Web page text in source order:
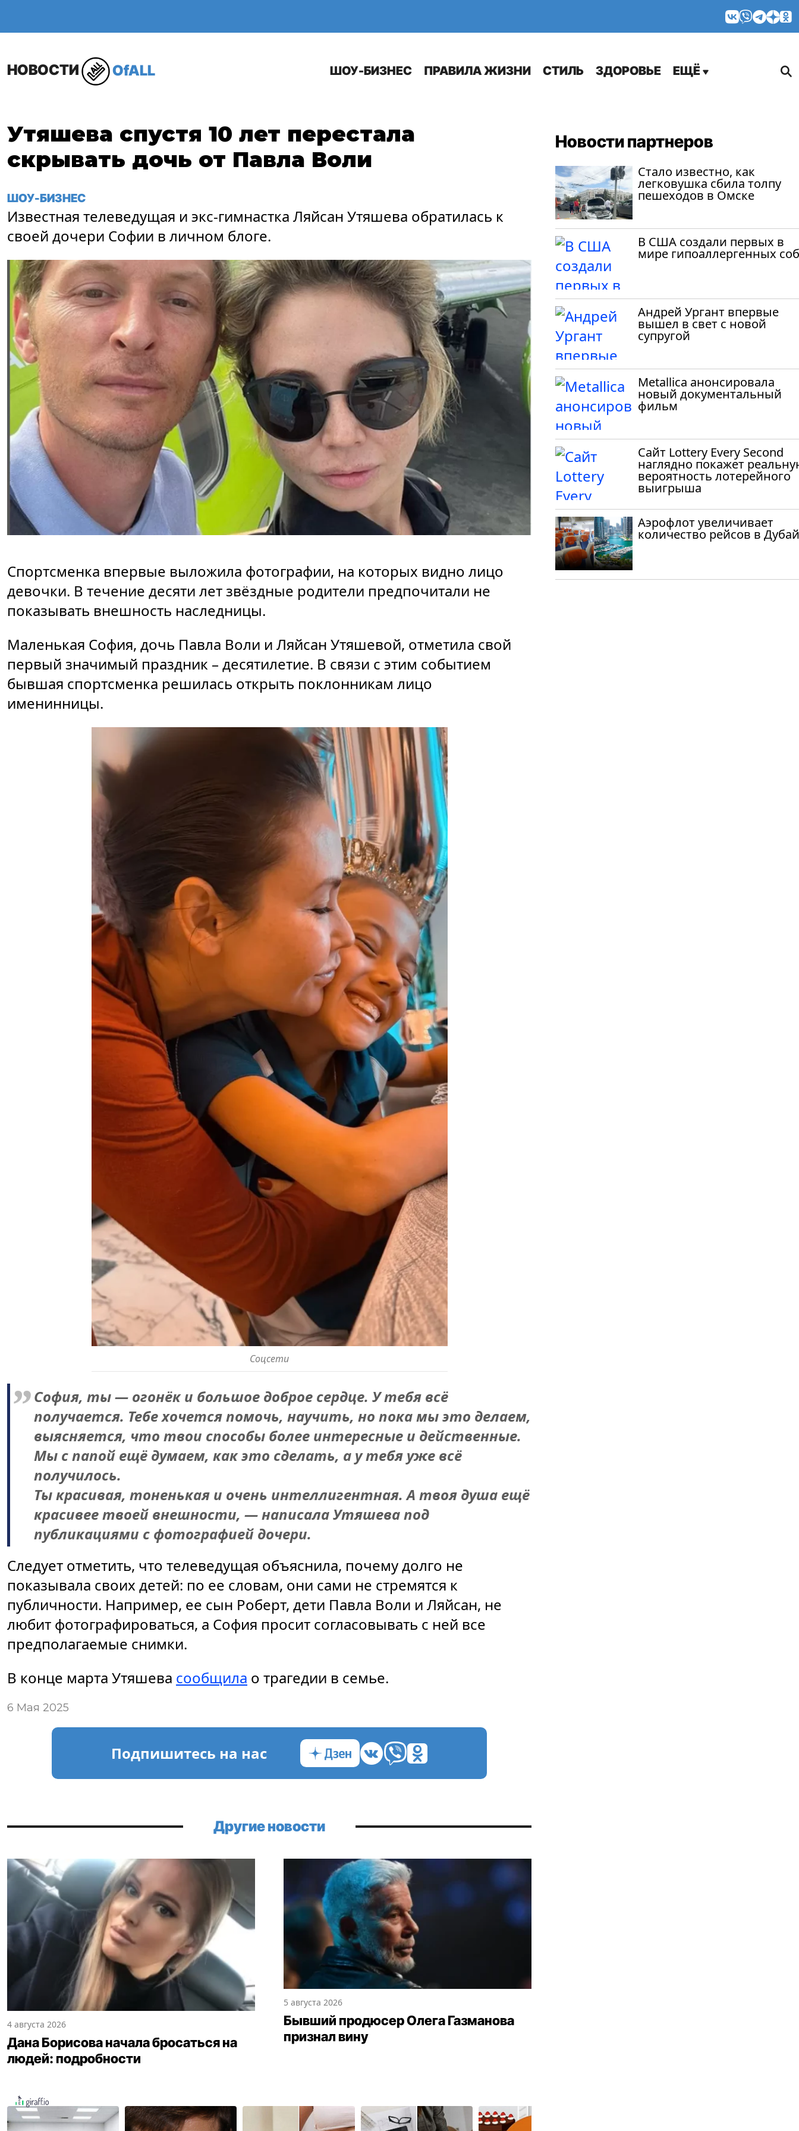
НОВОСТИ OfALL ШОУ-БИЗНЕС ПРАВИЛА ЖИЗНИ СТИЛЬ ЗДОРОВЬЕ ЕЩЁ
Утяшева спустя 10 лет перестала
скрывать дочь от Павла Воли
ШОУ-БИЗНЕС
Известная телеведущая и экс-гимнастка Ляйсан Утяшева обратилась к
своей дочери Софии в личном блоге.
Спортсменка впервые выложила фотографии, на которых видно лицо
девочки. В течение десяти лет звёздные родители предпочитали не
показывать внешность наследницы.
Маленькая София, дочь Павла Воли и Ляйсан Утяшевой, отметила свой
первый значимый праздник – десятилетие. В связи с этим событием
бывшая спортсменка решилась открыть поклонникам лицо
именинницы.
Соцсети
София, ты — огонёк и большое доброе сердце. У тебя всё
получается. Тебе хочется помочь, научить, но пока мы это делаем,
выясняется, что твои способы более интересные и действенные.
Мы с папой ещё думаем, как это сделать, а у тебя уже всё
получилось.
Ты красивая, тоненькая и очень интеллигентная. А твоя душа ещё
красивее твоей внешности, — написала Утяшева под
публикациями с фотографией дочери.
Следует отметить, что телеведущая объяснила, почему долго не
показывала своих детей: по ее словам, они сами не стремятся к
публичности. Например, ее сын Роберт, дети Павла Воли и Ляйсан, не
любит фотографироваться, а София просит согласовывать с ней все
предполагаемые снимки.
В конце марта Утяшева сообщила о трагедии в семье.
6 Мая 2025
Подпишитесь на нас
Другие новости
4 августа 2026
Дана Борисова начала бросаться на
людей: подробности
5 августа 2026
Бывший продюсер Олега Газманова
признал вину
Новости партнеров
Стало известно, как
легковушка сбила толпу
пешеходов в Омске
В США создали первых в
мире гипоаллергенных
Андрей Ургант впервые
вышел в свет с новой
супругой
Metallica анонсировала
новый документальный
фильм
Сайт Lottery Every Second
наглядно покажет
вероятность лотерейного
выигрыша
Аэрофлот увеличивает
количество рейсов в Дубай